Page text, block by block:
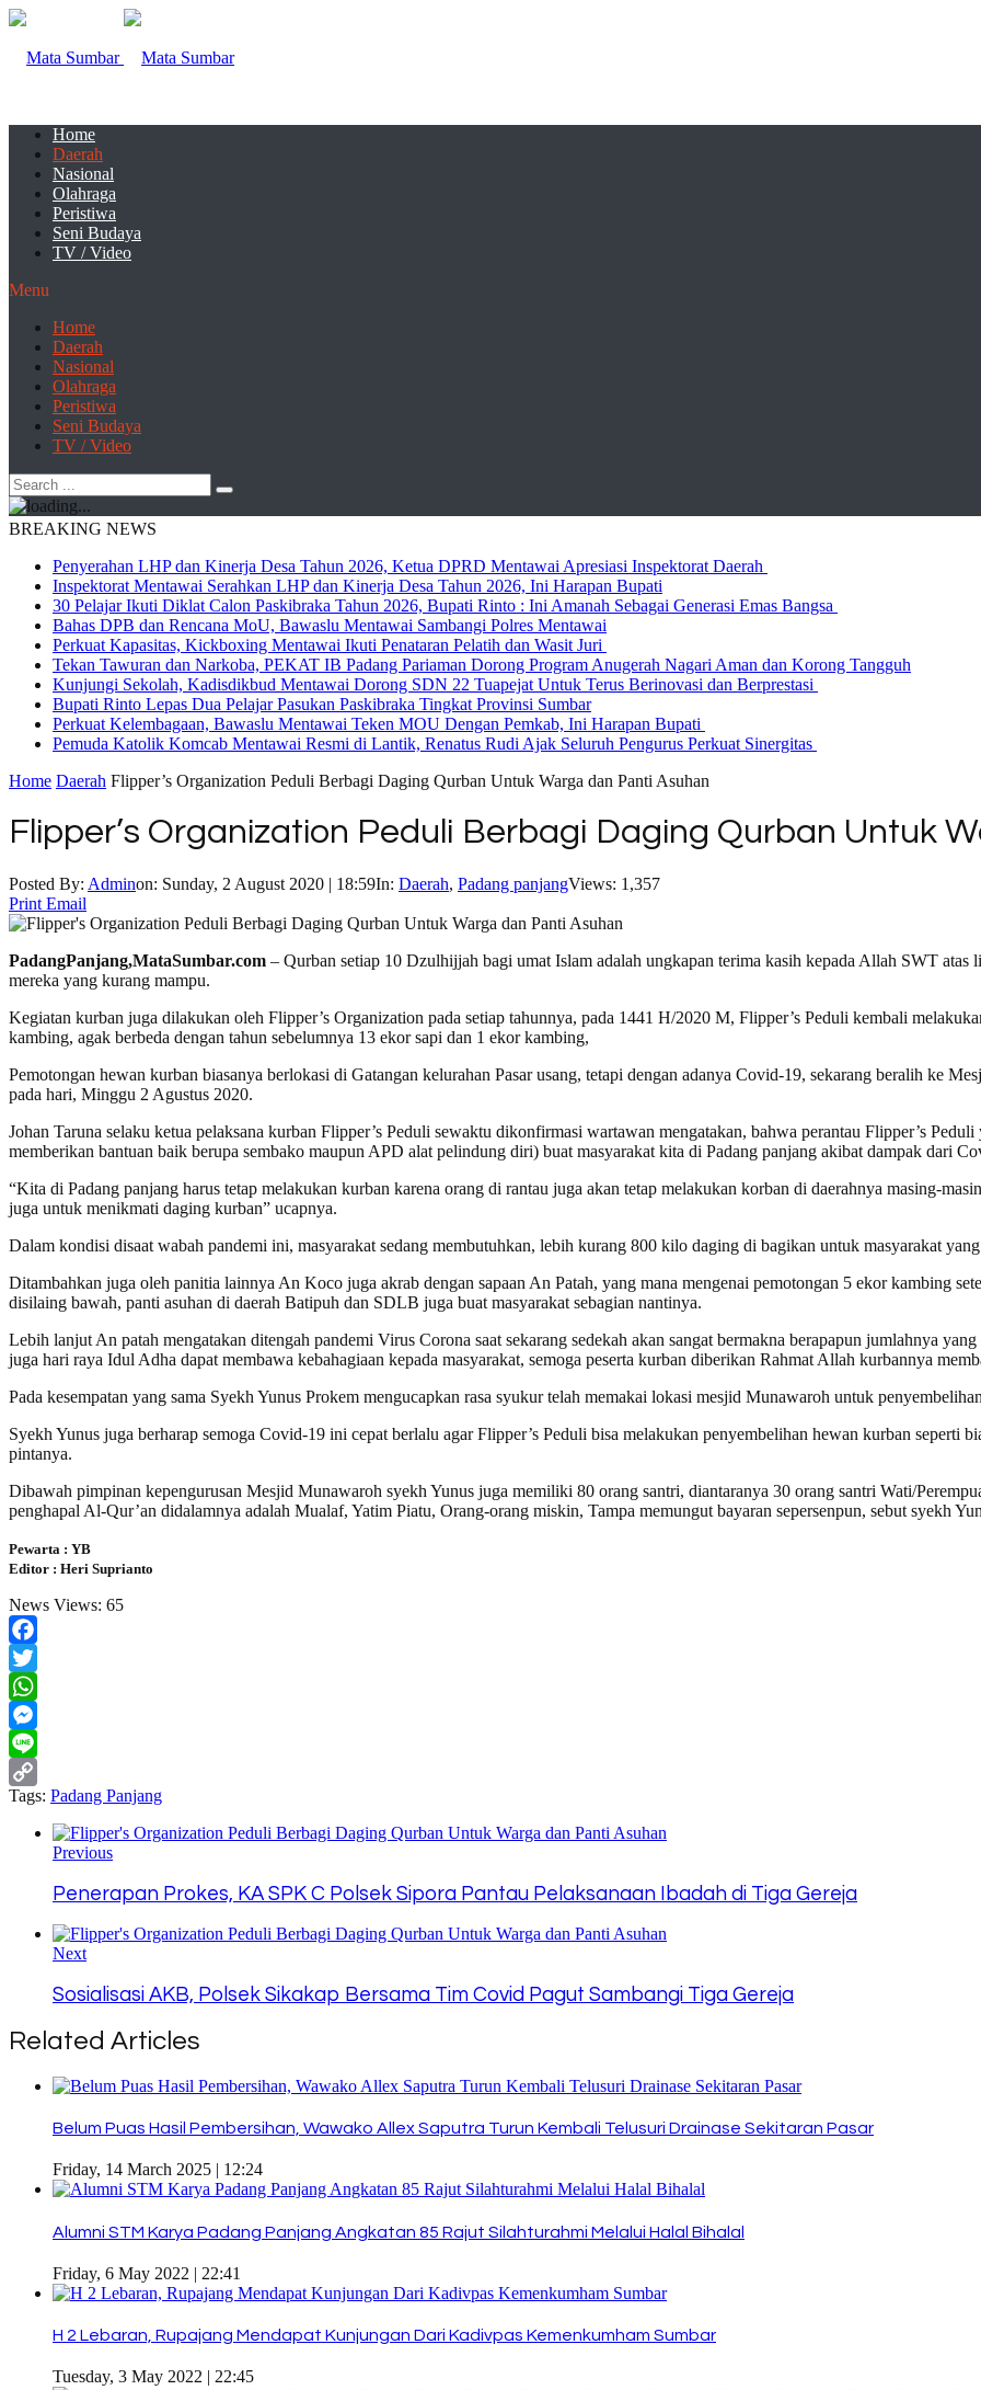
Home
Daerah
Nasional
Olahraga
Peristiwa
Seni Budaya
TV / Video
Menu
Home
Daerah
Nasional
Olahraga
Peristiwa
Seni Budaya
TV / Video
BREAKING NEWS
Penyerahan LHP dan Kinerja Desa Tahun 2026, Ketua DPRD Mentawai Apresiasi Inspektorat Daerah
Inspektorat Mentawai Serahkan LHP dan Kinerja Desa Tahun 2026, Ini Harapan Bupati
30 Pelajar Ikuti Diklat Calon Paskibraka Tahun 2026, Bupati Rinto : Ini Amanah Sebagai Generasi Emas Bangsa
Bahas DPB dan Rencana MoU, Bawaslu Mentawai Sambangi Polres Mentawai
Perkuat Kapasitas, Kickboxing Mentawai Ikuti Penataran Pelatih dan Wasit Juri
Tekan Tawuran dan Narkoba, PEKAT IB Padang Pariaman Dorong Program Anugerah Nagari Aman dan Korong Tangguh
Kunjungi Sekolah, Kadisdikbud Mentawai Dorong SDN 22 Tuapejat Untuk Terus Berinovasi dan Berprestasi
Bupati Rinto Lepas Dua Pelajar Pasukan Paskibraka Tingkat Provinsi Sumbar
Perkuat Kelembagaan, Bawaslu Mentawai Teken MOU Dengan Pemkab, Ini Harapan Bupati
Pemuda Katolik Komcab Mentawai Resmi di Lantik, Renatus Rudi Ajak Seluruh Pengurus Perkuat Sinergitas
Home Daerah Flipper’s Organization Peduli Berbagi Daging Qurban Untuk Warga dan Panti Asuhan
Flipper’s Organization Peduli Berbagi Daging Qurban Untuk
Posted By: Adminon: Sunday, 2 August 2020 | 18:59In: Daerah, Padang panjangViews: 1,357
Print Email
PadangPanjang,MataSumbar.com – Qurban setiap 10 Dzulhijjah bagi umat Islam adalah ungkapan terima kasih kepada Allah SWT atas
mereka yang kurang mampu.
Kegiatan kurban juga dilakukan oleh Flipper’s Organization pada setiap tahunnya, pada 1441 H/2020 M, Flipper’s Peduli kembali
kambing, agak berbeda dengan tahun sebelumnya 13 ekor sapi dan 1 ekor kambing,
Pemotongan hewan kurban biasanya berlokasi di Gatangan kelurahan Pasar usang, tetapi dengan adanya Covid-19, sekarang beralih ke
pada hari, Minggu 2 Agustus 2020.
Johan Taruna selaku ketua pelaksana kurban Flipper’s Peduli sewaktu dikonfirmasi wartawan mengatakan, bahwa perantau Flipper’s
memberikan bantuan baik berupa sembako maupun APD alat pelindung diri) buat masyarakat kita di Padang panjang akibat dampak dari
“Kita di Padang panjang harus tetap melakukan kurban karena orang di rantau juga akan tetap melakukan korban di daerahnya masing-
juga untuk menikmati daging kurban” ucapnya.
Dalam kondisi disaat wabah pandemi ini, masyarakat sedang membutuhkan, lebih kurang 800 kilo daging di bagikan untuk masyarakat
Ditambahkan juga oleh panitia lainnya An Koco juga akrab dengan sapaan An Patah, yang mana mengenai pemotongan 5 ekor kambing
disilaing bawah, panti asuhan di daerah Batipuh dan SDLB juga buat masyarakat sebagian nantinya.
Lebih lanjut An patah mengatakan ditengah pandemi Virus Corona saat sekarang sedekah akan sangat bermakna berapapun jumlahnya
juga hari raya Idul Adha dapat membawa kebahagiaan kepada masyarakat, semoga peserta kurban diberikan Rahmat Allah kurbannya
Pada kesempatan yang sama Syekh Yunus Prokem mengucapkan rasa syukur telah memakai lokasi mesjid Munawaroh untuk
Syekh Yunus juga berharap semoga Covid-19 ini cepat berlalu agar Flipper’s Peduli bisa melakukan penyembelihan hewan kurban seperti
pintanya.
Dibawah pimpinan kepengurusan Mesjid Munawaroh syekh Yunus juga memiliki 80 orang santri, diantaranya 30 orang santri Wati/
penghapal Al-Qur’an didalamnya adalah Mualaf, Yatim Piatu, Orang-orang miskin, Tampa memungut bayaran sepersenpun, sebut syekh
Pewarta : YB
Editor : Heri Suprianto
News Views: 65
Facebook
Twitter
WhatsApp
Messenger
Line
Copy
Link
Tags: Padang Panjang
Previous
Penerapan Prokes, KA SPK C Polsek Sipora Pantau Pelaksanaan Ibadah di Tiga Gereja
Next
Sosialisasi AKB, Polsek Sikakap Bersama Tim Covid Pagut Sambangi Tiga Gereja
Related Articles
Belum Puas Hasil Pembersihan, Wawako Allex Saputra Turun Kembali Telusuri Drainase Sekitaran Pasar
Friday, 14 March 2025 | 12:24
Alumni STM Karya Padang Panjang Angkatan 85 Rajut Silahturahmi Melalui Halal Bihalal
Friday, 6 May 2022 | 22:41
H 2 Lebaran, Rupajang Mendapat Kunjungan Dari Kadivpas Kemenkumham Sumbar
Tuesday, 3 May 2022 | 22:45